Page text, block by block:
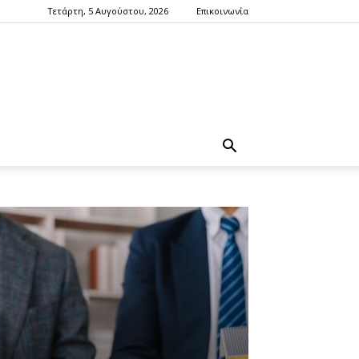
Τετάρτη, 5 Αυγούστου, 2026 Επικοινωνία